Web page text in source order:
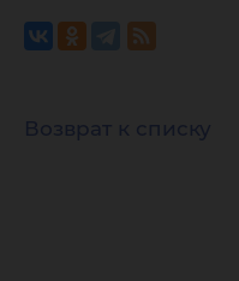
Возврат к списку